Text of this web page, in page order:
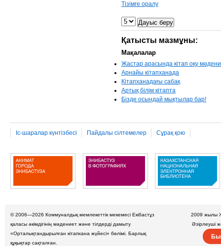
Тізімге оралу
Қатысты мазмұны:
Мақалалар
Жастар арасында кітап оқу
Арнайы кітапханада
Кітапханадағы сабақ
Артық білім кітапта
Бізде осындай мықтылар бар!
Іс-шаралар күнтізбесі Пайдалы сілтемелер Сұрақ қою
© 2006—2026 Коммуналдық мемлекеттік мекемесі Екібастұз
қаласы әкімдігінің мәдениет және тілдерді дамыту
«Орталықтандырылған кітапхана жүйесі» бөлімі. Барлық
құқықтар сақталған.
2009 жылы
Әзірлеуші